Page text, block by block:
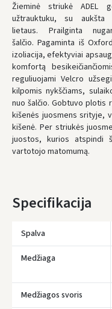
UŽSAKYMUS
IKI
* Pristatymo terminai yra
Žieminė striukė ADEL
užtrauktuku, su
lietaus. Prailginta
šalčio.Pagaminta iš
izoliacija, efektyviai
komfortą
reguliuojami Velcro
kilpomis nykščiams,
nuo šalčio. Gobtuvo plotis
kišenės juosmens srityje,
kišenė. Per striukės
juostos, kurios atspindi
vartotojo matomumą.
Specifikacija
Spalva
Medžiaga
Medžiagos svoris